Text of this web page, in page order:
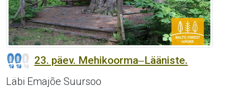
23. päev. Mehikoorma‒Lääniste.
Läbi Emajõe Suursoo